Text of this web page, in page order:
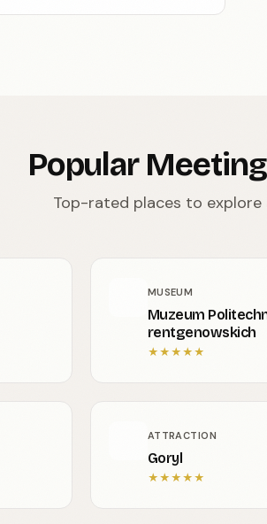
Popular
Top-rated places to
MUSEUM
Muzeum
rentgenowskich
★★★★★
ATTRACTION
Goryl
★★★★★